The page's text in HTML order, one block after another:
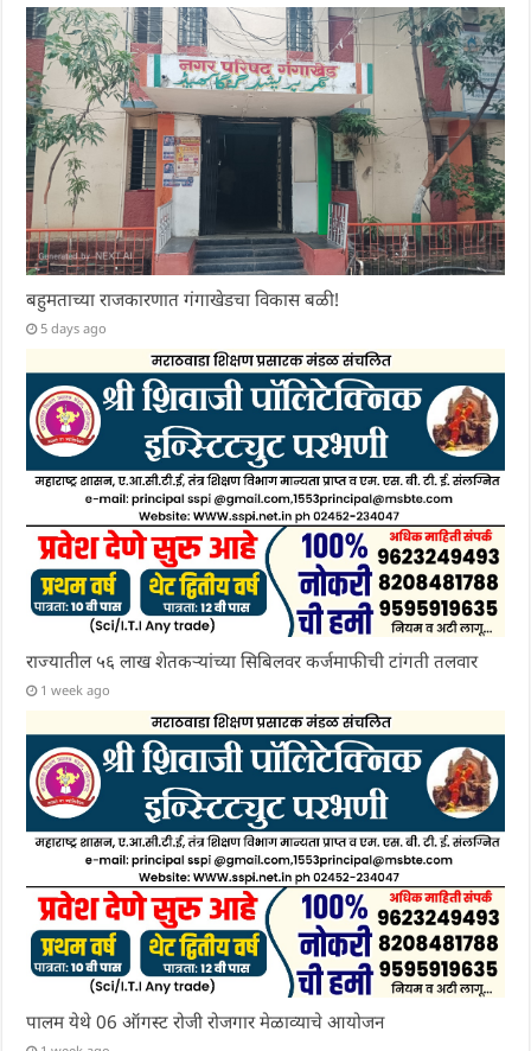
बहुमताच्या राजकारणात गंगाखेडचा विकास बळी!
5 days ago
राज्यातील ५६ लाख शेतकऱ्यांच्या सिबिलवर कर्जमाफीची टांगती तलवार
1 week ago
पालम येथे 06 ऑगस्ट रोजी रोजगार मेळाव्याचे आयोजन